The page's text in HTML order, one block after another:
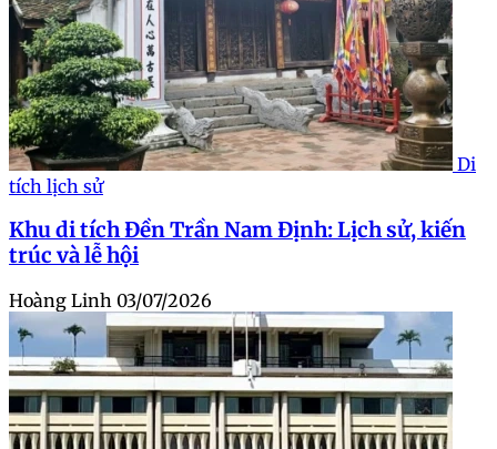
Di
tích lịch sử
Khu di tích Đền Trần Nam Định: Lịch sử, kiến
trúc và lễ hội
Hoàng Linh 03/07/2026